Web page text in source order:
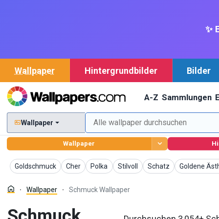
✨
Wallpaper Hintergrundbilder Bilder
A-Z Sammlungen
Wallpaper
Wallpaper
Goldschmuck
Wallpaper Cher
WallpaperPolka
WallpaperStilvoll
WallpaperSchatz
Wallpaper Goldene
Wallpaper
Wallpaper Schmuck Wallpaper